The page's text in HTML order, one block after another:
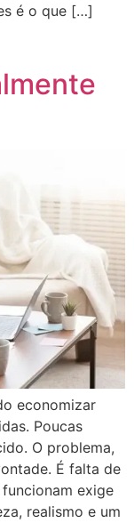
é o que […]
economizar
Poucas
O problema,
É falta de
exige
realismo e um